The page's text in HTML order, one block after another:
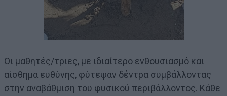
Οι μαθητές/τριες, με ιδιαίτερο ενθουσιασμό και
αίσθημα ευθύνης, φύτεψαν δέντρα συμβάλλοντας
στην αναβάθμιση του φυσικού περιβάλλοντος. Κάθε